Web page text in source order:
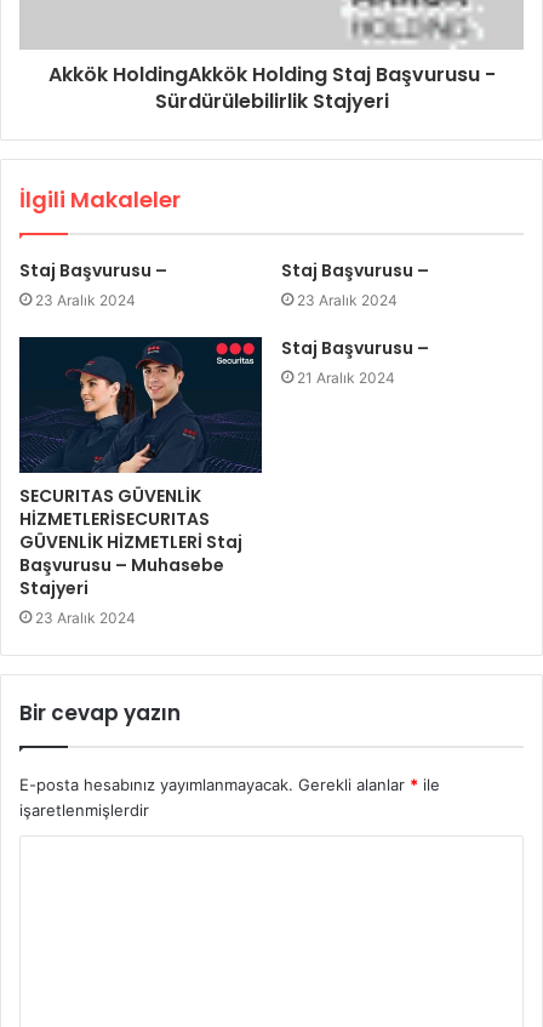
Akkök HoldingAkkök Holding Staj Başvurusu -
Sürdürülebilirlik Stajyeri
İlgili Makaleler
Staj Başvurusu –
23 Aralık 2024
Staj Başvurusu –
23 Aralık 2024
SECURITAS GÜVENLİK
HİZMETLERİSECURITAS
GÜVENLİK HİZMETLERİ Staj
Başvurusu – Muhasebe
Stajyeri
23 Aralık 2024
Staj Başvurusu –
21 Aralık 2024
Bir cevap yazın
E-posta hesabınız yayımlanmayacak. Gerekli alanlar * ile
işaretlenmişlerdir